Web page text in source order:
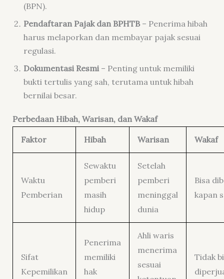
(BPN).
Pendaftaran Pajak dan BPHTB– Penerima hibah
harus melaporkan dan membayar pajak sesuai
regulasi.
Dokumentasi Resmi– Penting untuk memiliki
bukti tertulis yang sah, terutama untuk hibah
bernilai besar.
Perbedaan Hibah, Warisan, dan Wakaf
Faktor Hibah Warisan Wakaf
Waktu
Pemberian
Sewaktu
pemberi
masih
hidup
Setelah
pemberi
meninggal
dunia
Bisa
kapan
Sifat
Kepemilikan
Penerima
memiliki
hak
Ahli waris
menerima
sesuai
Tidak